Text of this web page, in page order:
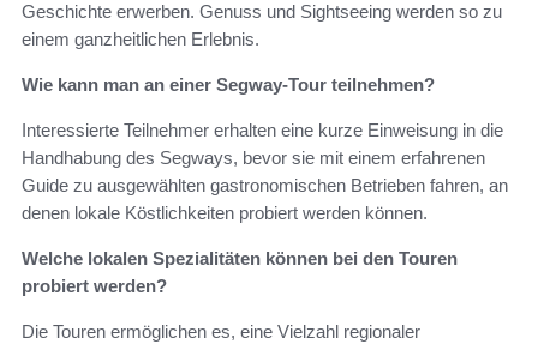
Geschichte erwerben. Genuss und Sightseeing werden so zu
einem ganzheitlichen Erlebnis.
Wie kann man an einer Segway-Tour teilnehmen?
Interessierte Teilnehmer erhalten eine kurze Einweisung in die
Handhabung des Segways, bevor sie mit einem erfahrenen
Guide zu ausgewählten gastronomischen Betrieben fahren, an
denen lokale Köstlichkeiten probiert werden können.
Welche lokalen Spezialitäten können bei den Touren
probiert werden?
Die Touren ermöglichen es, eine Vielzahl regionaler